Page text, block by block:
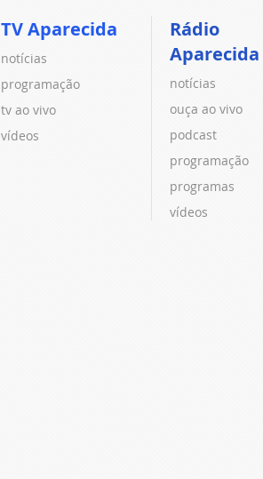
TV Aparecida
notícias
programação
tv ao vivo
vídeos
Rádio
Aparecida
notícias
ouça ao vivo
podcast
programação
programas
vídeos